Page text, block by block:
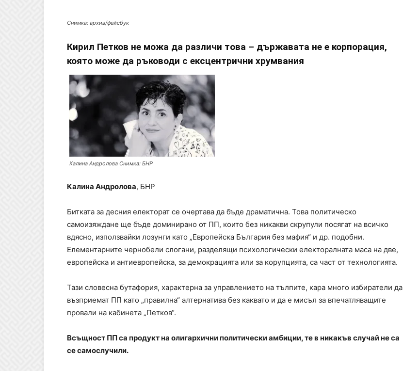
Снимка: архив/фейсбук
Кирил Петков не можа да различи това – държавата не е корпорация,
която може да ръководи с ексцентрични хрумвания
Калина Андролова Снимка: БНР
Калина Андролова, БНР
Битката за десния електорат се очертава да бъде драматична. Това политическо
самоизяждане ще бъде доминирано от ПП, които без никакви скрупули посягат на всичко
вдясно, използвайки лозунги като „Европейска България без мафия“ и др. подобни.
Елементарните чернобели слогани, разделящи психологически електоралната маса на две,
европейска и антиевропейска, за демокрацията или за корупцията, са част от технологията.
Тази словесна бутафория, характерна за управлението на тълпите, кара много избиратели да
възприемат ПП като „правилна“ алтернатива без каквато и да е мисъл за впечатляващите
провали на кабинета „Петков“.
Всъщност ПП са продукт на олигархични политически амбиции, те в никакъв случай не са
се самослучили.